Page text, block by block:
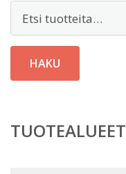
HAKU
TUOTEALUEET